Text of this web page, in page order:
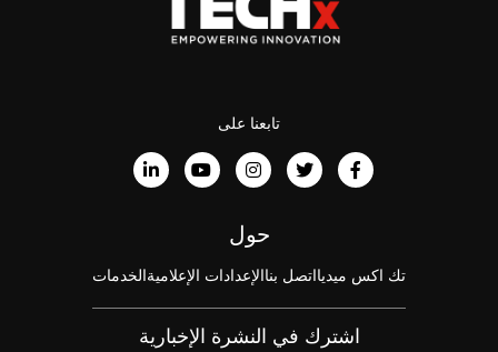
تابعنا على
حول
تك اكس ميديااتصل بناالإعدادات الإعلاميةالخدمات
اشترك في النشرة الإخبارية